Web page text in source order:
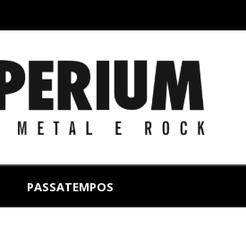
PASSATEMPOS